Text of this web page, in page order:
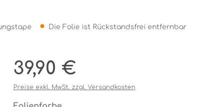
Die Folie ist Rückstandsfrei entfernbar
Regulärer Preis:
39,90 €
Preise exkl. MwSt. zzgl. Versandkosten